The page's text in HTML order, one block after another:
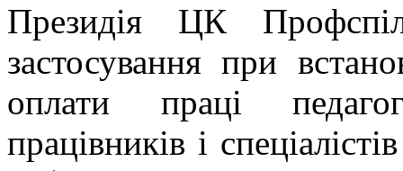
Президія ЦК
застосування при
оплати праці
працівників і